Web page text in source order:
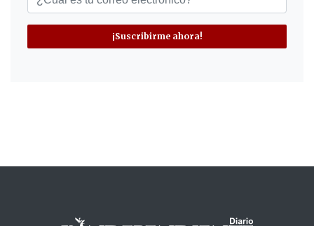
¡Suscribirme ahora!